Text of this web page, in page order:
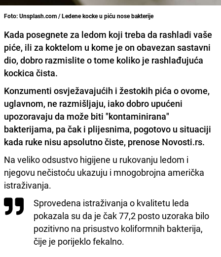
Foto: Unsplash.com / Ledene kocke u piću nose bakterije
Kada posegnete za ledom koji treba da rashladi vaše
piće, ili za koktelom u kome je on obavezan sastavni
dio, dobro razmislite o tome koliko je rashlađujuća
kockica čista.
Konzumenti osvježavajućih i žestokih pića o ovome,
uglavnom, ne razmišljaju, iako dobro upućeni
upozoravaju da može biti "kontaminirana"
bakterijama, pa čak i plijesnima, pogotovo u situaciji
kada ruke nisu apsolutno čiste, prenose Novosti.rs.
Na veliko odsustvo higijene u rukovanju ledom i
njegovu nečistoću ukazuju i mnogobrojna američka
istraživanja.
Sprovedena istraživanja o kvalitetu leda
pokazala su da je čak 77,2 posto uzoraka bilo
pozitivno na prisustvo koliformnih bakterija,
čije je porijeklo fekalno.